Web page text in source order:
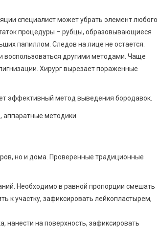
специалист может убрать элемент любого
процедуры – рубцы, образовывающиеся
папиллом. Следов на лице не остается.
воспользоваться другими методами. Чаще
Хирург вырезает пораженные
эффективный метод выведения бородавок.
но и дома. Проверенные традиционные
Необходимо в равной пропорции смешать
к участку, зафиксировать лейкопластырем,
нанести на поверхность, зафиксировать